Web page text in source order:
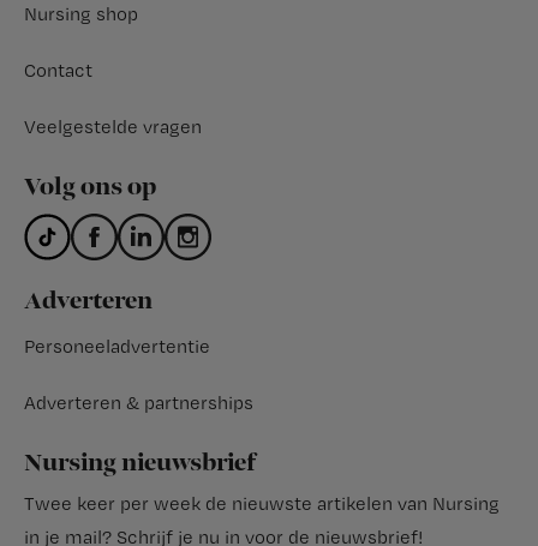
Nursing shop
Contact
Veelgestelde vragen
Volg ons op
Adverteren
Personeeladvertentie
Adverteren & partnerships
Nursing nieuwsbrief
Twee keer per week de nieuwste artikelen van Nursing
in je mail? Schrijf je nu in voor de nieuwsbrief!